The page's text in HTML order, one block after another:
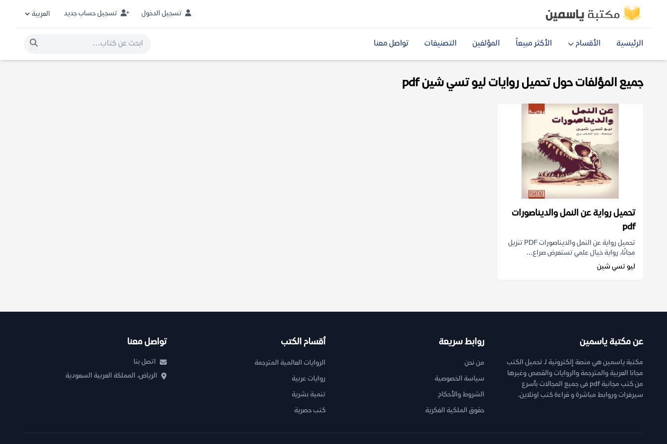
تسجيل الدخول تسجيل حساب جديد
الرئيسية الأقسام الأكثر مبيعاً المؤلفين التصنيفات تواصل معنا
جميع المؤلفات حول تحميل روايات ليو تسي شين pdf
تحميل رواية عن النمل والديناصورات
pdf
تحميل رواية عن النمل والديناصورات PDF تنزيل
مجانًا، رواية خيال علمي تستعرض صراع...
ليو تسي شين
عن مكتبة ياسمين
مكتبة ياسمين هي منصة إلكترونية لـ تحميل الكتب
مجانا العربية والمترجمة والروايات والقصص وغيرها
من كتب مجانية pdf فى جميع المجالات بأسرع
سيرفرات وروابط مباشرة و قراءة كتب اونلاين.
روابط سريعة
من نحن
سياسة الخصوصية
الشروط والأحكام
حقوق الملكية الفكرية
أقسام الكتب
الروايات العالمية المترجمة
روايات عربية
تنمية بشرية
كتب حصرية
تواصل معنا
اتصل بنا
الرياض، المملكة العربية السعودية